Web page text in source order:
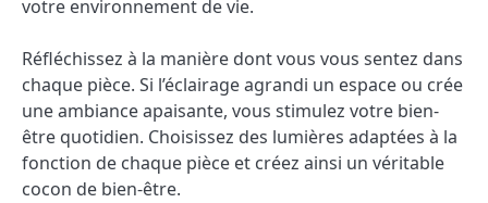
votre environnement de vie.
Réfléchissez à la manière dont vous vous sentez dans
chaque pièce. Si l’éclairage agrandi un espace ou crée
une ambiance apaisante, vous stimulez votre bien-
être quotidien. Choisissez des lumières adaptées à la
fonction de chaque pièce et créez ainsi un véritable
cocon de bien-être.